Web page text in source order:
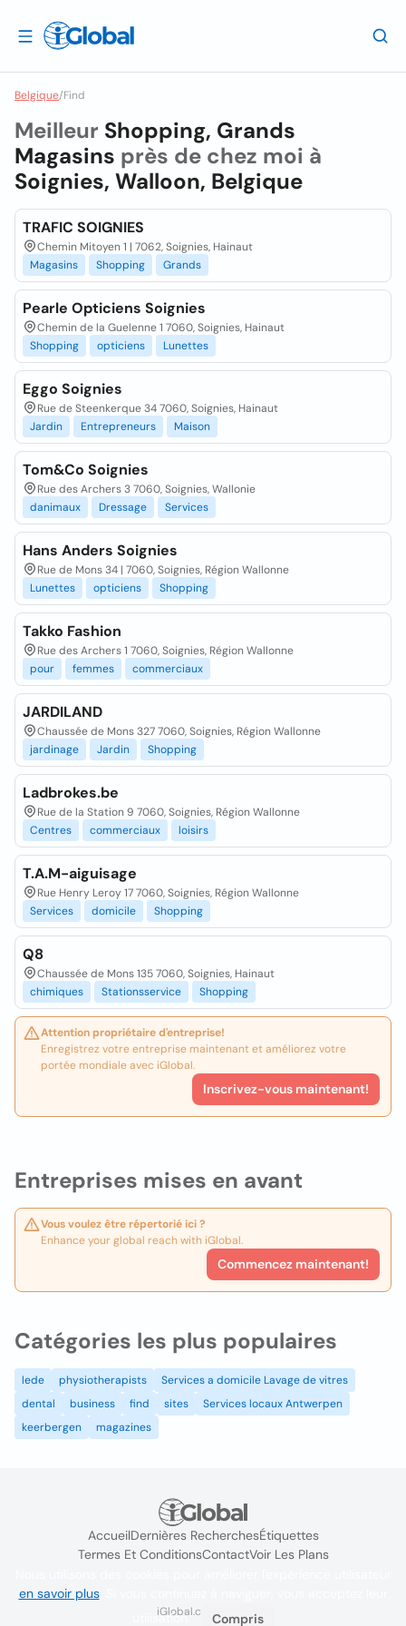
Belgique/Find
Entreprises mises en avant
Vous voulez être répertorié ici ?
Enhance your global reach with iGlobal.
Commencez maintenant!
Meilleur Shopping, Grands
Magasins près de chez moi à
Soignies, Walloon, Belgique
TRAFIC SOIGNIES
Chemin Mitoyen 1 | 7062, Soignies, Hainaut
Magasins
Shopping Grands
Pearle Opticiens Soignies
Chemin de la Guelenne 1 7060, Soignies, Hainaut
Shopping
opticiens Lunettes
Eggo Soignies
Rue de Steenkerque 34 7060, Soignies, Hainaut
Jardin
Entrepreneurs Maison
Tom&Co Soignies
Rue des Archers 3 7060, Soignies, Wallonie
danimaux
Dressage Services
Hans Anders Soignies
Rue de Mons 34 | 7060, Soignies, Région Wallonne
Lunettes
opticiens Shopping
Takko Fashion
Rue des Archers 1 7060, Soignies, Région Wallonne
pour
femmes commerciaux
JARDILAND
Chaussée de Mons 327 7060, Soignies, Région Wallonne
jardinage
Jardin Shopping
Ladbrokes.be
Rue de la Station 9 7060, Soignies, Région Wallonne
Centres
commerciaux loisirs
T.A.M-aiguisage
Rue Henry Leroy 17 7060, Soignies, Région Wallonne
Services
domicile Shopping
Q8
Chaussée de Mons 135 7060, Soignies, Hainaut
chimiques
Stationsservice Shopping
Attention propriétaire d'entreprise!
Enregistrez votre entreprise maintenant et améliorez votre
portée mondiale avec iGlobal.
Inscrivez-vous maintenant!
Catégories les plus populaires
lede physiotherapists
Services a domicile Lavage de vitres
dental
business find sites
Services locaux Antwerpen
keerbergen
magazines
AccueilDernières RecherchesÉtiquettes
Termes Et ConditionsContactVoir Les Plans
iGlobal.co @ 2024
en savoir plus. Si vous continuez à naviguer, vous acceptez leur
utilisation.
Compris